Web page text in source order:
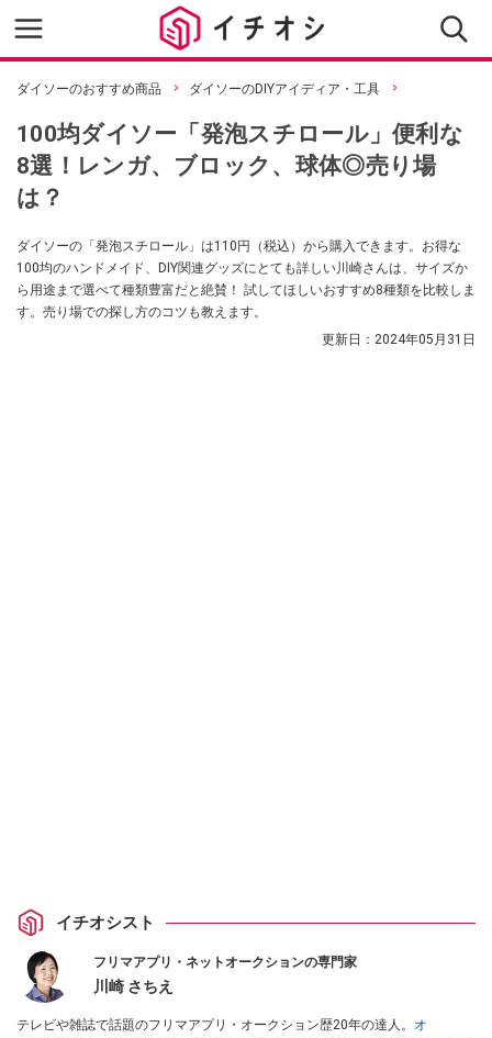
ダイソーのおすすめ商品 ダイソーのDIYアイディア・工具
100均ダイソー「発泡スチロール」便利な
8選！レンガ、ブロック、球体◎売り場
は？
ダイソーの「発泡スチロール」は110円（税込）から購入できます。お得な
100均のハンドメイド、DIY関連グッズにとても詳しい川崎さんは、サイズか
ら用途まで選べて種類豊富だと絶賛！ 試してほしいおすすめ8種類を比較しま
す。売り場での探し方のコツも教えます。
更新日： 2024年05月31日
イチオシスト
フリマアプリ・ネットオークションの専門家
川崎 さちえ
テレビや雑誌で話題のフリマアプリ・オークション歴20年の達人。 オ